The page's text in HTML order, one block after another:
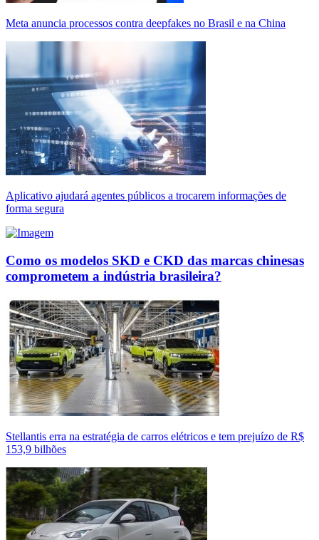
Meta anuncia processos contra deepfakes no Brasil e na China
Aplicativo ajudará agentes públicos a trocarem informações de
forma segura
Como os modelos SKD e CKD das marcas chinesas
comprometem a indústria brasileira?
Stellantis erra na estratégia de carros elétricos e tem prejuízo de R$
153,9 bilhões